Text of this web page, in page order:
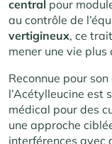
central pour
au contrôle de
vertigineux, ce
mener une vie
Reconnue pour
l’Acétylleucine est
médical pour des
une approche
interférences avec